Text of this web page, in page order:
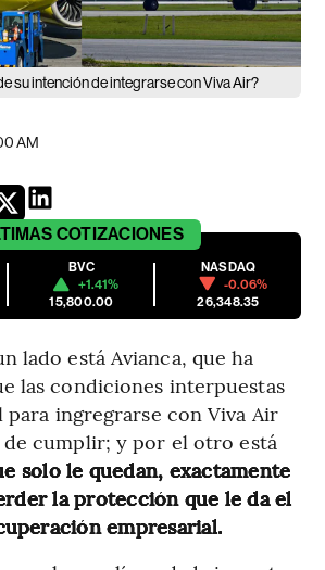
su intención de integrarse con Viva Air?
AM
COTIZACIONES
BVC
+1.41%
15,800.00
NASDAQ
-0.06%
26,348.35
lado está Avianca, que ha
las condiciones interpuestas
ingregrarse con Viva Air
de cumplir; y por el otro está
solo le quedan, exactamente
la protección que le da el
empresarial.